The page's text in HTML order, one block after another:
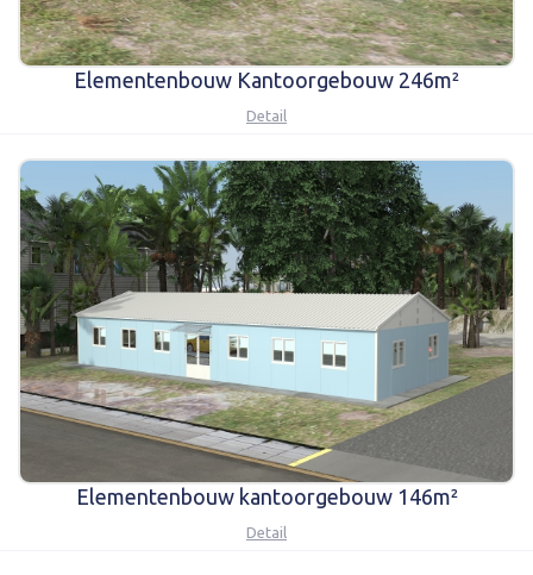
Elementenbouw Kantoorgebouw 246m²
Detail
Elementenbouw kantoorgebouw 146m²
Detail